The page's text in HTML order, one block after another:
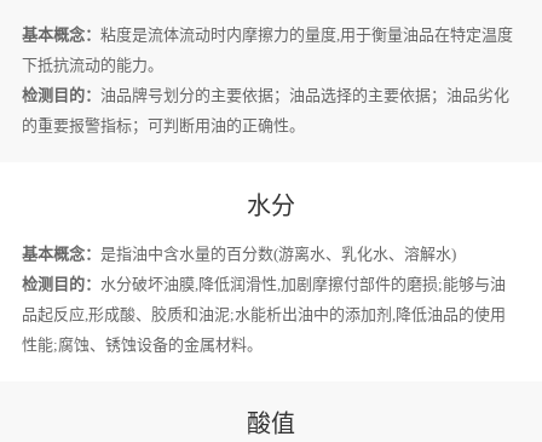
基本概念： 粘度是流体流动时内摩擦力的量度,用于衡量油品在特定温度
下抵抗流动的能力。
检测目的： 油品牌号划分的主要依据；油品选择的主要依据；油品劣化
的重要报警指标；可判断用油的正确性。
水分
基本概念： 是指油中含水量的百分数(游离水、乳化水、溶解水)
检测目的： 水分破坏油膜,降低润滑性,加剧摩擦付部件的磨损;能够与油
品起反应,形成酸、胶质和油泥;水能析出油中的添加剂,降低油品的使用
性能;腐蚀、锈蚀设备的金属材料。
酸值